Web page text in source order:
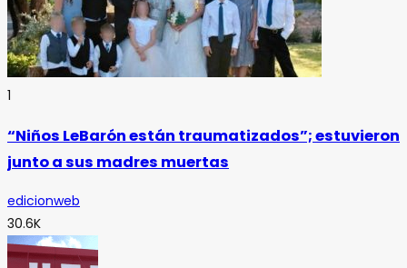
1
“Niños LeBarón están traumatizados”; estuvieron
junto a sus madres muertas
edicionweb
30.6K